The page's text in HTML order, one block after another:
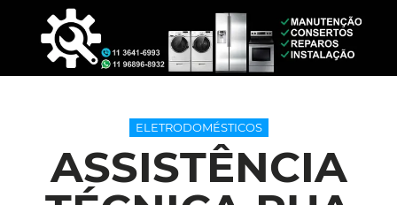
ELETRODOMÉSTICOS
ASSISTÊNCIA